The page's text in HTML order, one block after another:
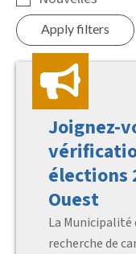
Apply filters
Joignez-
élections
Ouest
La Municipalité
recherche de